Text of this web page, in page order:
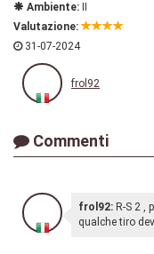
Ambiente:
Valutazione:
31-07-2024
frol92
Commenti
frol92: R-S 2 ,
qualche tiro